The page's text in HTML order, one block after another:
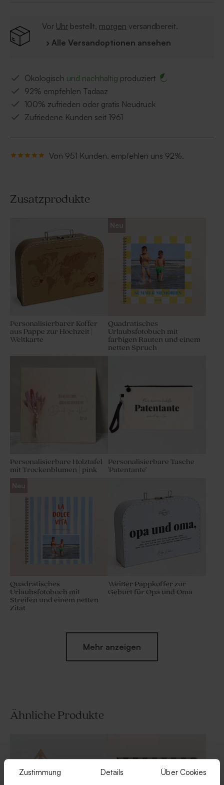
Zustimmung Details Über Cookies
Vor Uhr bestellt, morgen versandbereit.
› Alle Versandoptionen ansehen
Ökologisch und nachhaltig produziert
92% empfehlen Tadaaz
100% zufrieden oder gratis Neudruck
Zufriedene Kunden seit 1961
Von 951 Kunden, empfehlen uns 92%.
Zusatzprodukte
Personalisierbarer Koffer
aus Pappe zur Hochzeit |
Weltkarte
Neu
Quadratisches
Urlaubsfotobuch mit
farbigen Rauten und einem
netten Spruch
Personalisierbare Holztafel
mit Trockenblumen | pink
Personalisierbare Tasche
'Patentante'
Neu
Quadratisches
Urlaubsfotobuch mit
Streifen und einem netten
Zitat
Weißer Pappkoffer zur
Geburt für Opa und Oma
Neu
Mehr anzeigen
Ähnliche Produkte